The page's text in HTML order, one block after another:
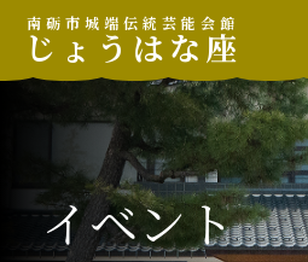
南砺市城端伝統芸能会館
じょうはな座
イベント